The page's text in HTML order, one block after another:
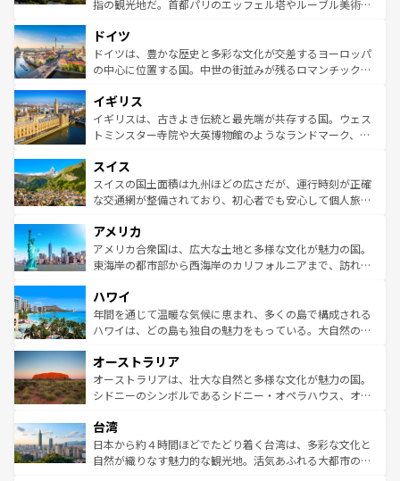
せる。地方によって風土や気候が異なるスペインはその個
性で訪れる人を魅了する。 なお、新着のスペイン情報は コ
ンテンツ一覧を参照してほしい。
指の観光地だ。首都パリのエッフェル塔やルーブル美術館
で、幅広い魅力が詰まっている。華麗な宮殿、歴史的な大
聖堂、美しいビーチ、そして豊かな自然が、訪れる者を心
から魅了する。また、フランスは美食の国としても知ら
いる。シャンパンの発祥地であるランス、プロヴァンスの
香り高いラベンダー畑など、多彩な楽しみ方が可能だ。さ
らに、パリ以外の地域にも魅力が溢れており、どの街角に
れる地方に足を運ぶとそれぞれで全く異なる文化を体験で
きるだろう。 なお、新着のフランス情報はコンテンツ一覧
を参照してほしい。
ドイツ
ドイツは、豊かな歴史と多彩な文化が交差するヨーロッパ
の中心に位置する国。中世の街並みが残るロマンチック街
顔を持つこの国は、どこを歩いても飽きることがない。ベ
ルリンの文化的活気、バイエルン州のアルプスの絶景、そ
してライン川沿いのワイン畑といった風景は必見。ビール
は、お酒好きな人にはぜひ体験してほしい。 なお、新着の
ドイツ情報はコンテンツ一覧を参照してほしい。
イギリス
イギリスは、古きよき伝統と最先端が共存する国。ウェス
トミンスター寺院や大英博物館のようなランドマーク、歴
リアごとに異なる魅力がある。また、優雅なアフタヌーン
ティー、ビール好きにはたまらない英国パブ、サッカー観
戦など、本場だからこそできる体験も豊富。イギリスを旅
ンツ一覧を参照してほしい。
スイス
スイスの国土面積は九州ほどの広さだが、運行時刻が正確
な交通網が整備されており、初心者でも安心して個人旅行
の建物がそのまま残る町や、スイスならではのユニークな
博物館もあり、アルプス観光だけでなく町歩きも満喫する
ことができる。国民の所得が高いため物価も高いが、旅行
ば市内交通費無料で観光を楽しむこともできる。 なお、新
着のスイス情報はコンテンツ一覧 を参照してほしい。
アメリカ
アメリカ合衆国は、広大な土地と多様な文化が魅力の国。
東海岸の都市部から西海岸のカリフォルニアまで、訪れる
のような巨大都市は、観光、ショッピング、エンターテイ
ンメントが詰まった刺激的なスポットだ。一方、アメリカ
西部には大自然が広がり、グランドキャニオンやイエロー
部のニューオーリンズでは、音楽と美食が融合した独特の
文化が魅力。旅行者はアメリカの各地域で異なる魅力を楽
しみながら、その多様性と豊かな歴史を感じることができ
ならではの贅沢な旅のスタイルだ。 なお、新着のアメリカ
情報はコンテンツ一覧を参照してほしい。
ハワイ
年間を通じて温暖な気候に恵まれ、多くの島で構成される
ハワイは、どの島も独自の魅力をもっている。大自然の神
ワイ島は見逃せない。また、定番の観光地といえばオアフ
島だが、静かな自然を求めるならマウイ島やカウアイ島が
おすすめ。エメラルドグリーンに輝く海をはじめ、豊かな
れるおもてなしの心で訪れる人々を迎えてくれるハワイの
人々、おいしいローカルフードやハワイアンミュージッ
ク、伝統的なフラダンスなど、すべてがハワイの魅力を彩
オーストラリア
オーストラリアは、壮大な自然と多様な文化が魅力の国。
シドニーのシンボルであるシドニー・オペラハウス、オー
リアリーフや大陸中央部にそびえるウルル（エアーズロッ
ク）、タスマニアの美しい原生林やケアンズの熱帯雨林な
ど、見どころがたくさん。また、カフェやワイン、オージ
台湾
日本から約４時間ほどでたどり着く台湾は、多彩な文化と
自然が織りなす魅力的な観光地。活気あふれる大都市の台